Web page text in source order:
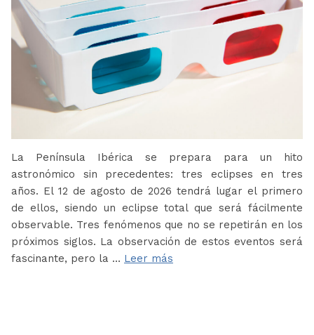
La Península Ibérica se prepara para un hito
astronómico sin precedentes: tres eclipses en tres
años. El 12 de agosto de 2026 tendrá lugar el primero
de ellos, siendo un eclipse total que será fácilmente
observable. Tres fenómenos que no se repetirán en los
próximos siglos. La observación de estos eventos será
fascinante, pero la … Leer más